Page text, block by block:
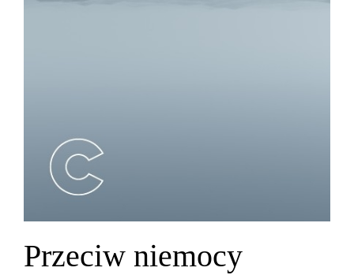
Przeciw niemocy